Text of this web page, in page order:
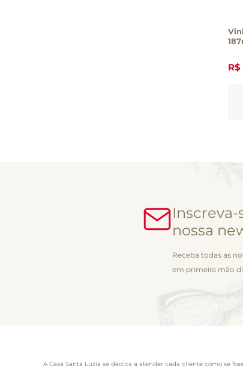
R$
Inscreva-
nossa
Receba todas as
em primeira mão
A Casa Santa Luzia se dedica a atender cada cliente como se